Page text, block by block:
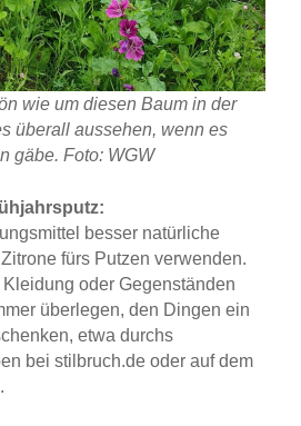
wie um diesen Baum in der
überall aussehen, wenn es
gäbe. Foto: WGW
besser natürliche
fürs Putzen verwenden.
oder Gegenständen
überlegen, den Dingen ein
etwa durchs
bei stilbruch.de oder auf dem